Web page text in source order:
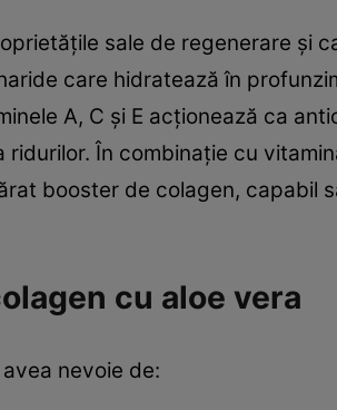
sale de regenerare și
care hidratează în
A, C și E acționează ca
În combinație cu
booster de colagen, capabil
cu aloe vera
nevoie de: